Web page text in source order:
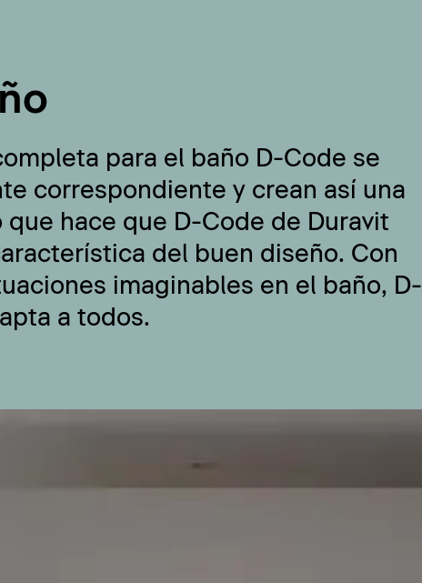
para el baño D-Code se
correspondiente y crean así una
hace que D-Code de Duravit
del buen diseño. Con
imaginables en el baño, D-
a todos.